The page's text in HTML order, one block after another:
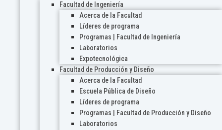
Facultad de Ingeniería
Acerca de la Facultad
Líderes de programa
Programas | Facultad de Ingeniería
Laboratorios
Expotecnológica
Facultad de Producción y Diseño
Acerca de la Facultad
Escuela Pública de Diseño
Líderes de programa
Programas | Facultad de Producción y Diseño
Laboratorios